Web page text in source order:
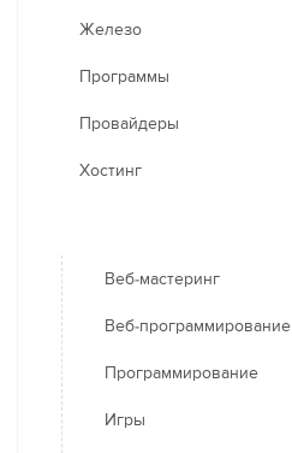
Железо
Программы
Провайдеры
Хостинг
Веб-мастеринг
Веб-программирование
Программирование
Игры